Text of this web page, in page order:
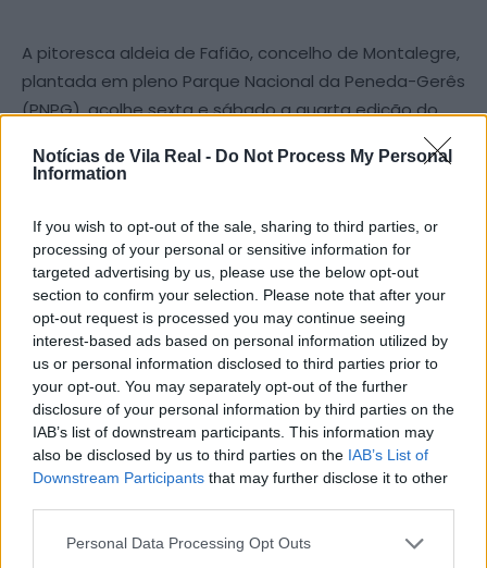
Notícias de Vila Real - Do Not Process My Personal
Information
If you wish to opt-out of the sale, sharing to third parties, or
processing of your personal or sensitive information for
targeted advertising by us, please use the below opt-out
section to confirm your selection. Please note that after your
opt-out request is processed you may continue seeing
interest-based ads based on personal information utilized by
us or personal information disclosed to third parties prior to
your opt-out. You may separately opt-out of the further
disclosure of your personal information by third parties on the
IAB’s list of downstream participants. This information may
also be disclosed by us to third parties on the IAB’s List of
Downstream Participants that may further disclose it to other
Personal Data Processing Opt Outs
A pitoresca aldeia de Fafião, concelho de Montalegre,
plantada em pleno Parque Nacional da Peneda-Gerês
(PNPG), acolhe sexta e sábado a quarta edição do
Festival Aldeia de Lobos. Um evento singular, apoiado
pelo Município de Montalegre, constituído por
teatro, música, escultura, pintura e fotografia.
O festival comunitário Aldeia de Lobos, que decorre
no fim de semana de 12 e 13 de julho na aldeia de
Fafião, em Montalegre, tem como grande objetivo a
preservação do lobo ibérico e as tradições seculares
como as vezeiras ou as carrejadas. Recorde-se que é
junto a Fafião que se encontra um dos maiores e
mais bem preservados fojos do lobo da Península
Ibérica e também o mais próximo de uma povoação.
Construída entre o final do século XV e o início de XVI,